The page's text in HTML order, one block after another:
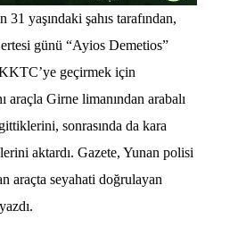
yaşındaki şahıs tarafından,
günü “Ayios Demetios”
KKTC’ye geçirmek için
araçla Girne limanından arabalı
sonrasında da kara
aktardı. Gazete, Yunan polisi
araçta seyahati doğrulayan